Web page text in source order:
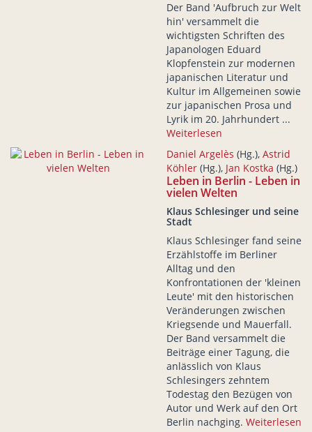
Der Band 'Aufbruch zur Welt
hin' versammelt die
wichtigsten Schriften des
Japanologen Eduard
Klopfenstein zur modernen
japanischen Literatur und
Kultur im Allgemeinen sowie
zur japanischen Prosa und
Lyrik im 20. Jahrhundert ...
Weiterlesen
Daniel Argelès (Hg.), Astrid
Köhler (Hg.), Jan Kostka (Hg.)
Leben in Berlin - Leben in
vielen Welten
Klaus Schlesinger und seine
Stadt
Klaus Schlesinger fand seine
Erzählstoffe im Berliner
Alltag und den
Konfrontationen der 'kleinen
Leute' mit den historischen
Veränderungen zwischen
Kriegsende und Mauerfall.
Der Band versammelt die
Beiträge einer Tagung, die
anlässlich von Klaus
Schlesingers zehntem
Todestag den Bezügen von
Autor und Werk auf den Ort
Berlin nachging. Weiterlesen